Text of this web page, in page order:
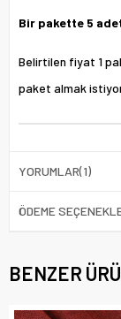
Bir pakette 5
Belirtilen fiyat 1
paket almak
YORUMLAR(1)
ÖDEME
BENZER